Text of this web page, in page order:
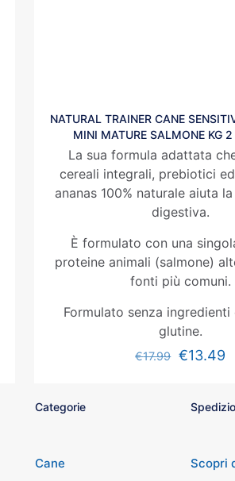
NATURAL TRAINER CANE
MINI MATURE SALMONE KG
La sua formula adattata
cereali integrali, prebiotici
ananas 100% naturale aiuta
digestiva.
È formulato con una
proteine animali (salmone)
fonti più comuni.
Formulato senza ingredienti
glutine.
€17.99 €13.49
Categorie
Cane Scopri